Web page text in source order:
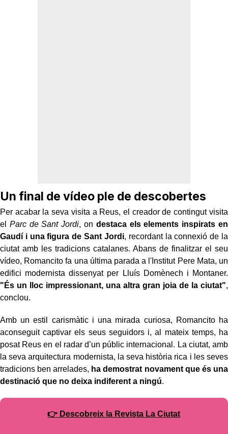
Un final de vídeo ple de descobertes
Per acabar la seva visita a Reus, el creador de contingut visita
el Parc de Sant Jordi, on destaca els elements inspirats en
Gaudí i una figura de Sant Jordi, recordant la connexió de la
ciutat amb les tradicions catalanes. Abans de finalitzar el seu
vídeo, Romancito fa una última parada a l'Institut Pere Mata, un
edifici modernista dissenyat per Lluís Domènech i Montaner.
"És un lloc impressionant, una altra gran joia de la ciutat",
conclou.
Amb un estil carismàtic i una mirada curiosa, Romancito ha
aconseguit captivar els seus seguidors i, al mateix temps, ha
posat Reus en el radar d’un públic internacional. La ciutat, amb
la seva arquitectura modernista, la seva història rica i les seves
tradicions ben arrelades, ha demostrat novament que és una
destinació que no deixa indiferent a ningú.
👉 Descobreix la Revista La Ciutat